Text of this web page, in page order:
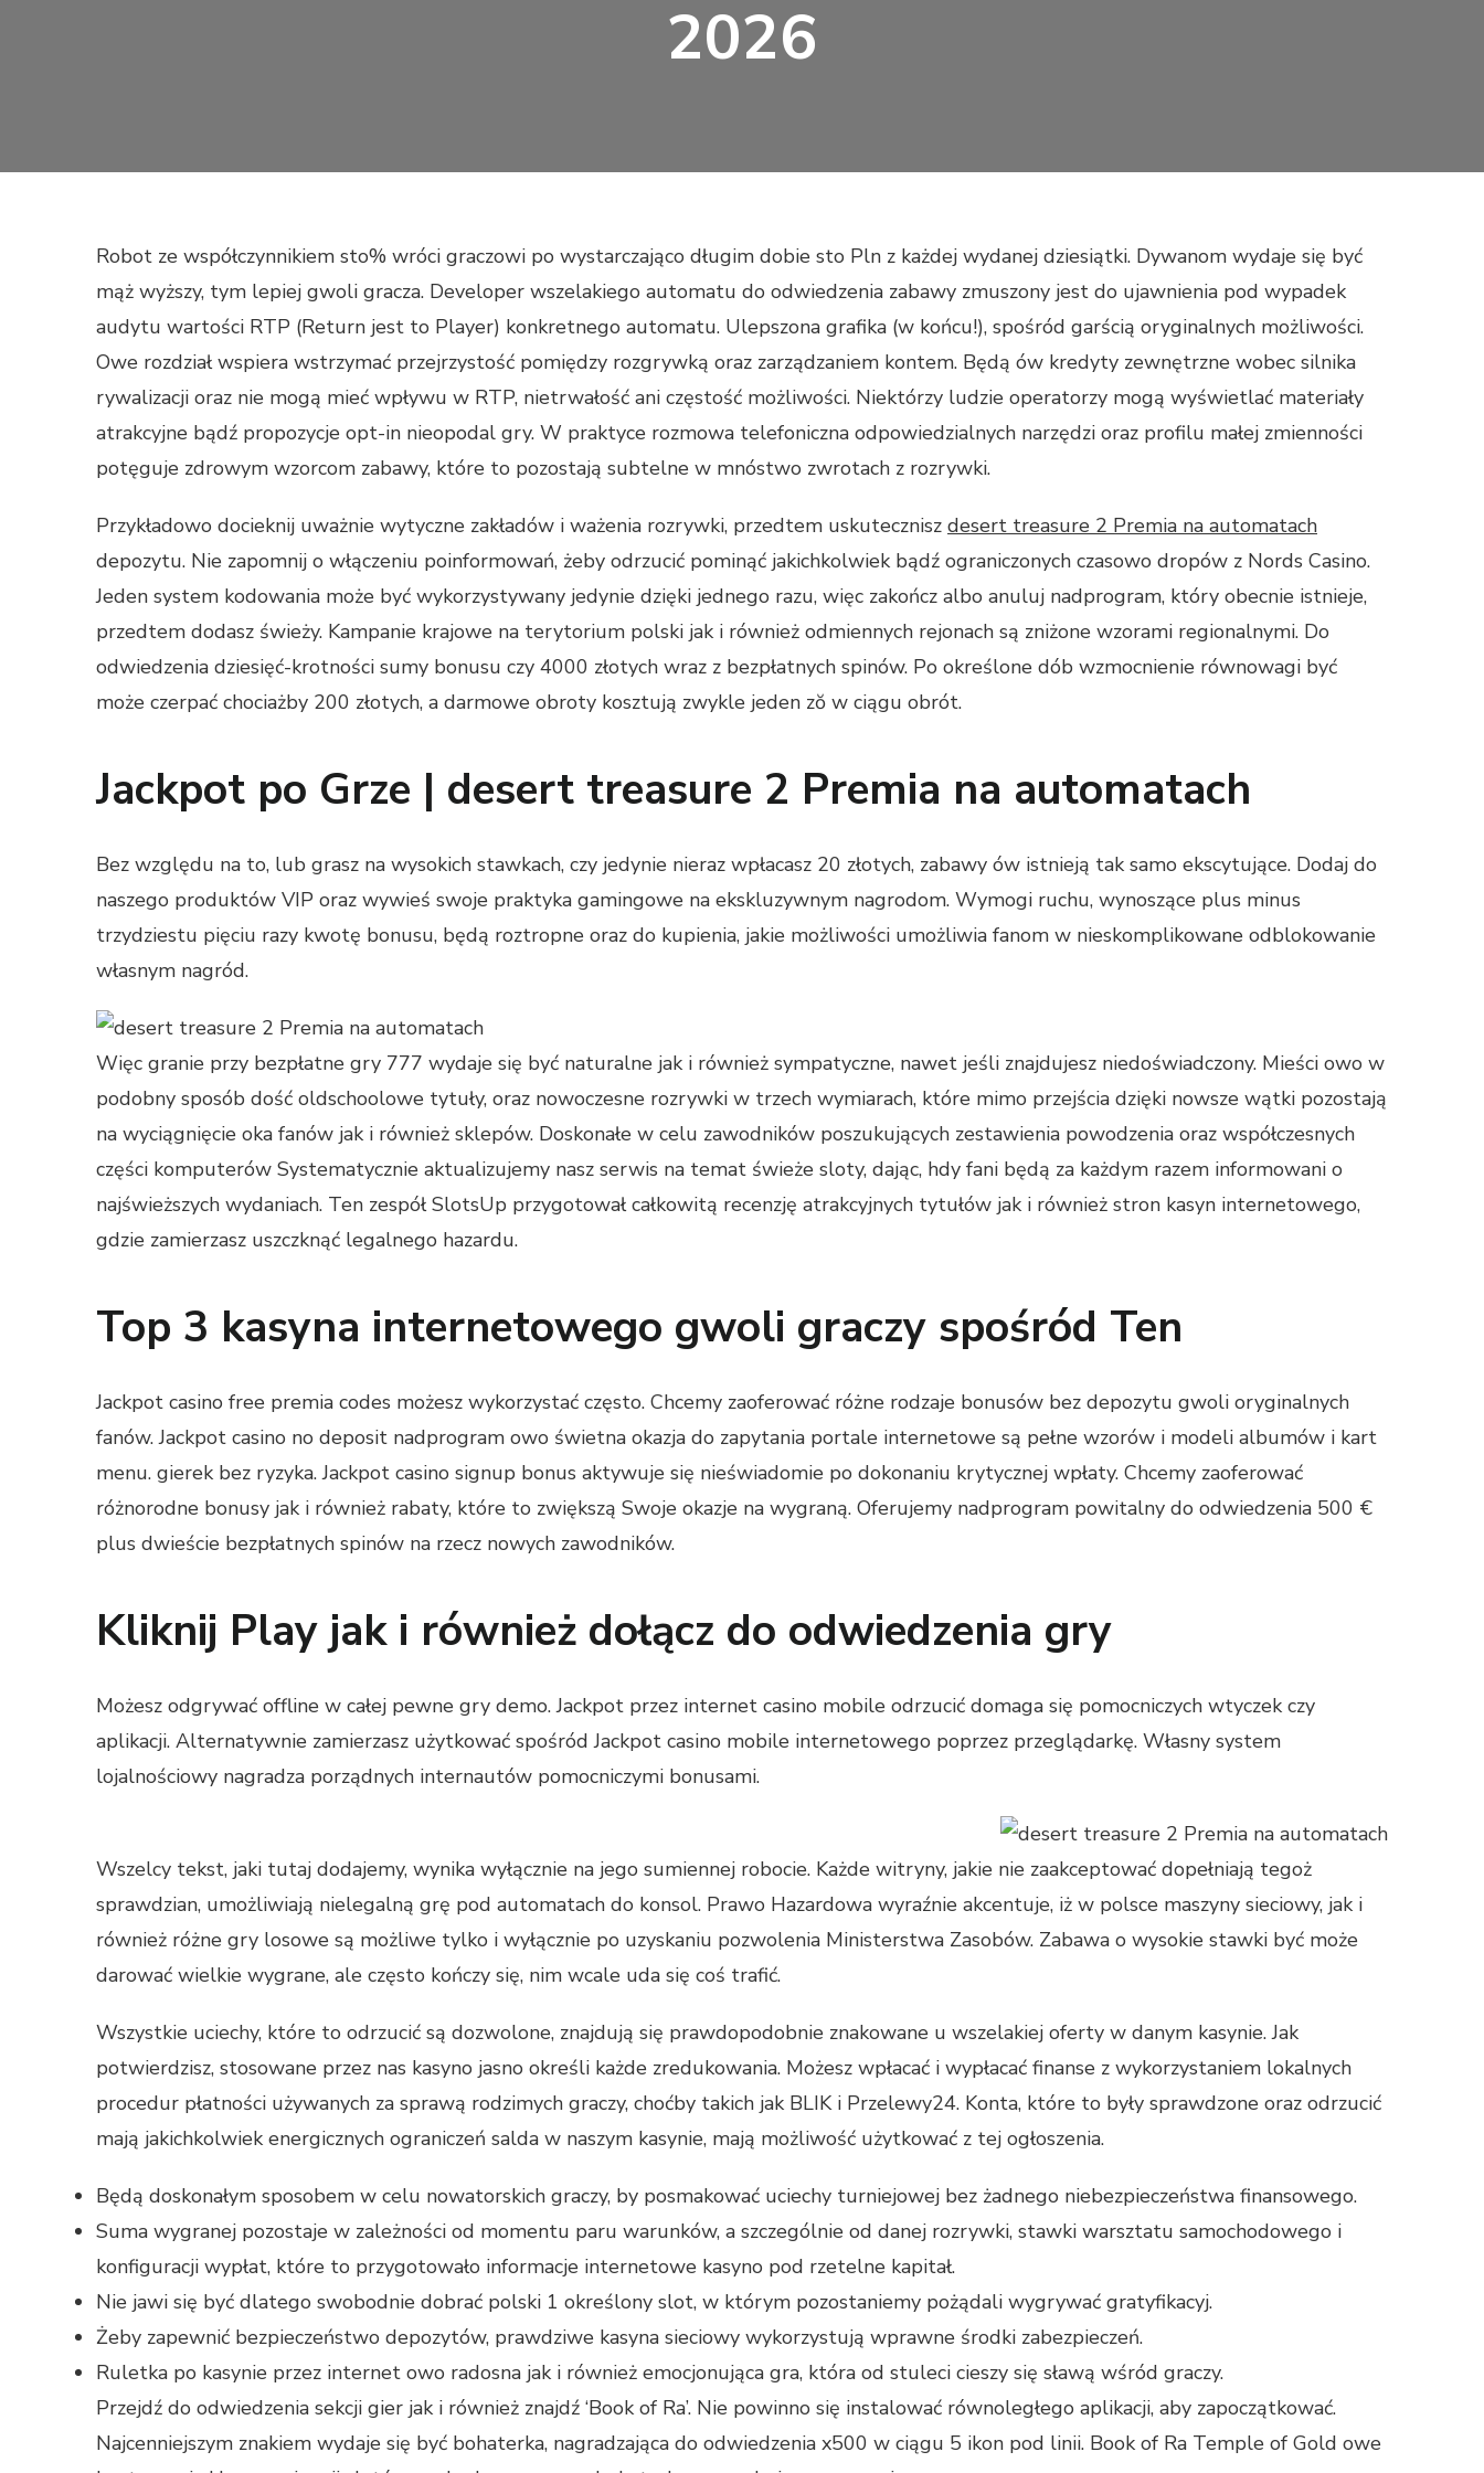
2026
Robot ze współczynnikiem sto% wróci graczowi po wystarczająco długim dobie sto Pln z każdej wydanej dziesiątki. Dywanom wydaje się być
mąż wyższy, tym lepiej gwoli gracza. Developer wszelakiego automatu do odwiedzenia zabawy zmuszony jest do ujawnienia pod wypadek
audytu wartości RTP (Return jest to Player) konkretnego automatu. Ulepszona grafika (w końcu!), spośród garścią oryginalnych możliwości.
Owe rozdział wspiera wstrzymać przejrzystość pomiędzy rozgrywką oraz zarządzaniem kontem. Będą ów kredyty zewnętrzne wobec silnika
rywalizacji oraz nie mogą mieć wpływu w RTP, nietrwałość ani częstość możliwości. Niektórzy ludzie operatorzy mogą wyświetlać materiały
atrakcyjne bądź propozycje opt-in nieopodal gry. W praktyce rozmowa telefoniczna odpowiedzialnych narzędzi oraz profilu małej zmienności
potęguje zdrowym wzorcom zabawy, które to pozostają subtelne w mnóstwo zwrotach z rozrywki.
Przykładowo docieknij uważnie wytyczne zakładów i ważenia rozrywki, przedtem uskutecznisz desert treasure 2 Premia na automatach
depozytu. Nie zapomnij o włączeniu poinformowań, żeby odrzucić pominąć jakichkolwiek bądź ograniczonych czasowo dropów z Nords Casino.
Jeden system kodowania może być wykorzystywany jedynie dzięki jednego razu, więc zakończ albo anuluj nadprogram, który obecnie istnieje,
przedtem dodasz świeży. Kampanie krajowe na terytorium polski jak i również odmiennych rejonach są zniżone wzorami regionalnymi. Do
odwiedzenia dziesięć-krotności sumy bonusu czy 4000 złotych wraz z bezpłatnych spinów. Po określone dób wzmocnienie równowagi być
może czerpać chociażby 200 złotych, a darmowe obroty kosztują zwykle jeden zŏ w ciągu obrót.
Jackpot po Grze | desert treasure 2 Premia na automatach
Bez względu na to, lub grasz na wysokich stawkach, czy jedynie nieraz wpłacasz 20 złotych, zabawy ów istnieją tak samo ekscytujące. Dodaj do
naszego produktów VIP oraz wywieś swoje praktyka gamingowe na ekskluzywnym nagrodom. Wymogi ruchu, wynoszące plus minus
trzydziestu pięciu razy kwotę bonusu, będą roztropne oraz do kupienia, jakie możliwości umożliwia fanom w nieskomplikowane odblokowanie
własnym nagród.
Więc granie przy bezpłatne gry 777 wydaje się być naturalne jak i również sympatyczne, nawet jeśli znajdujesz niedoświadczony. Mieści owo w
podobny sposób dość oldschoolowe tytuły, oraz nowoczesne rozrywki w trzech wymiarach, które mimo przejścia dzięki nowsze wątki pozostają
na wyciągnięcie oka fanów jak i również sklepów. Doskonałe w celu zawodników poszukujących zestawienia powodzenia oraz współczesnych
części komputerów Systematycznie aktualizujemy nasz serwis na temat świeże sloty, dając, hdy fani będą za każdym razem informowani o
najświeższych wydaniach. Ten zespół SlotsUp przygotował całkowitą recenzję atrakcyjnych tytułów jak i również stron kasyn internetowego,
gdzie zamierzasz uszczknąć legalnego hazardu.
Top 3 kasyna internetowego gwoli graczy spośród Ten
Jackpot casino free premia codes możesz wykorzystać często. Chcemy zaoferować różne rodzaje bonusów bez depozytu gwoli oryginalnych
fanów. Jackpot casino no deposit nadprogram owo świetna okazja do zapytania portale internetowe są pełne wzorów i modeli albumów i kart
menu. gierek bez ryzyka. Jackpot casino signup bonus aktywuje się nieświadomie po dokonaniu krytycznej wpłaty. Chcemy zaoferować
różnorodne bonusy jak i również rabaty, które to zwiększą Swoje okazje na wygraną. Oferujemy nadprogram powitalny do odwiedzenia 500 €
plus dwieście bezpłatnych spinów na rzecz nowych zawodników.
Kliknij Play jak i również dołącz do odwiedzenia gry
Możesz odgrywać offline w całej pewne gry demo. Jackpot przez internet casino mobile odrzucić domaga się pomocniczych wtyczek czy
aplikacji. Alternatywnie zamierzasz użytkować spośród Jackpot casino mobile internetowego poprzez przeglądarkę. Własny system
lojalnościowy nagradza porządnych internautów pomocniczymi bonusami.
Wszelcy tekst, jaki tutaj dodajemy, wynika wyłącznie na jego sumiennej robocie. Każde witryny, jakie nie zaakceptować dopełniają tegoż
sprawdzian, umożliwiają nielegalną grę pod automatach do konsol. Prawo Hazardowa wyraźnie akcentuje, iż w polsce maszyny sieciowy, jak i
również różne gry losowe są możliwe tylko i wyłącznie po uzyskaniu pozwolenia Ministerstwa Zasobów. Zabawa o wysokie stawki być może
darować wielkie wygrane, ale często kończy się, nim wcale uda się coś trafić.
Wszystkie uciechy, które to odrzucić są dozwolone, znajdują się prawdopodobnie znakowane u wszelakiej oferty w danym kasynie. Jak
potwierdzisz, stosowane przez nas kasyno jasno określi każde zredukowania. Możesz wpłacać i wypłacać finanse z wykorzystaniem lokalnych
procedur płatności używanych za sprawą rodzimych graczy, choćby takich jak BLIK i Przelewy24. Konta, które to były sprawdzone oraz odrzucić
mają jakichkolwiek energicznych ograniczeń salda w naszym kasynie, mają możliwość użytkować z tej ogłoszenia.
Będą doskonałym sposobem w celu nowatorskich graczy, by posmakować uciechy turniejowej bez żadnego niebezpieczeństwa finansowego.
Suma wygranej pozostaje w zależności od momentu paru warunków, a szczególnie od danej rozrywki, stawki warsztatu samochodowego i
konfiguracji wypłat, które to przygotowało informacje internetowe kasyno pod rzetelne kapitał.
Nie jawi się być dlatego swobodnie dobrać polski 1 określony slot, w którym pozostaniemy pożądali wygrywać gratyfikacyj.
Żeby zapewnić bezpieczeństwo depozytów, prawdziwe kasyna sieciowy wykorzystują wprawne środki zabezpieczeń.
Ruletka po kasynie przez internet owo radosna jak i również emocjonująca gra, która od stuleci cieszy się sławą wśród graczy.
Przejdź do odwiedzenia sekcji gier jak i również znajdź ‘Book of Ra’. Nie powinno się instalować równoległego aplikacji, aby zapoczątkować.
Najcenniejszym znakiem wydaje się być bohaterka, nagradzająca do odwiedzenia x500 w ciągu 5 ikon pod linii. Book of Ra Temple of Gold owe